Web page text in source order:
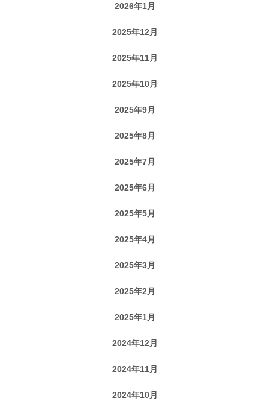
2026年1月
2025年12月
2025年11月
2025年10月
2025年9月
2025年8月
2025年7月
2025年6月
2025年5月
2025年4月
2025年3月
2025年2月
2025年1月
2024年12月
2024年11月
2024年10月